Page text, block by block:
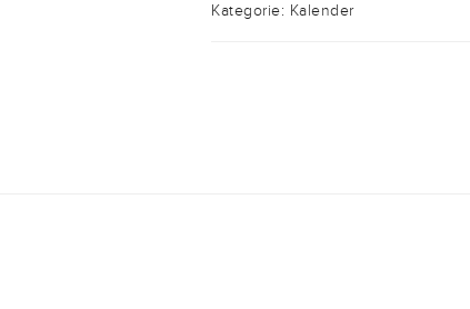
Kategorie: Kalender